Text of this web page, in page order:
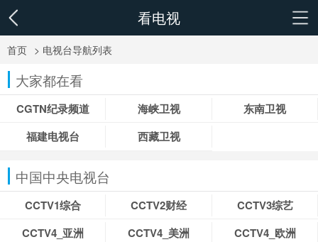
看电视
首页 > 电视台导航列表
大家都在看
CGTN纪录频道 海峡卫视
东南卫视
福建电视台
西藏卫视
中国中央电视台
CCTV1综合 CCTV2财经
CCTV3综艺
CCTV4_亚洲
CCTV4_美洲
CCTV4_欧洲